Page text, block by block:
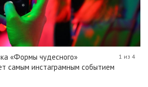
«Формы чудесного»
самым инстаграмным событием
1 из 4